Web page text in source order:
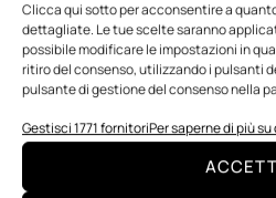
Clicca qui sotto per acconsentire a
dettagliate. Le tue scelte saranno
possibile modificare le impostazioni in
ritiro del consenso, utilizzando i pulsanti
pulsante di gestione del consenso nella
Gestisci 1771 fornitoriPer saperne di più
Notizie da
I nanonastri di grafene come
Una nuova mano robotica